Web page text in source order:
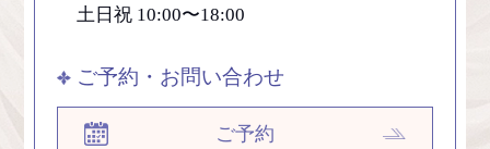
土日祝 10:00〜18:00
ご予約・お問い合わせ
ご予約